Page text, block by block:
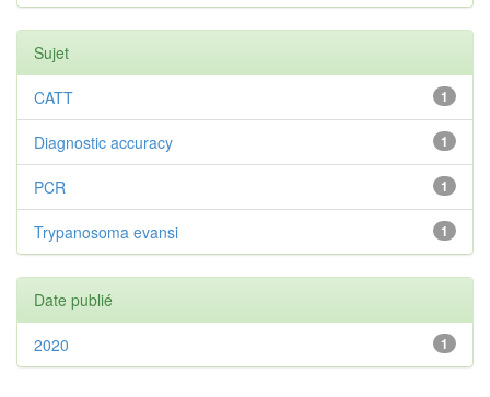
Sujet
1
CATT
1
Diagnostic accuracy
1
PCR
1
Trypanosoma evansi
Date publié
1
2020